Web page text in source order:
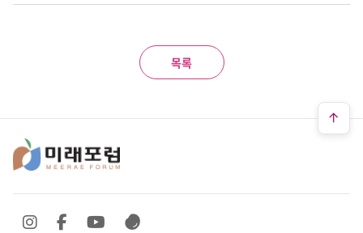
목록
SNS 바로가기
SNS 바로가기SNS 바로가기